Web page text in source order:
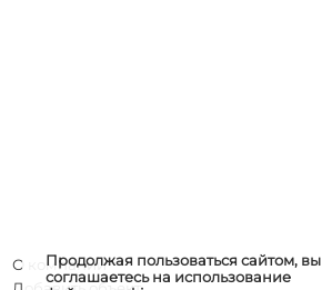
Продолжая пользоваться сайтом, вы
соглашаетесь на использование
О компании